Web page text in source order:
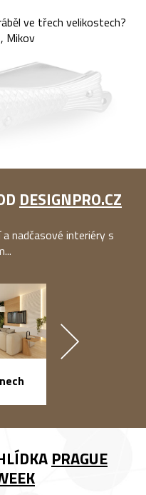
ve třech velikostech?
Mikov
DESIGNPRO.CZ
nadčasové interiéry s
PRAGUE